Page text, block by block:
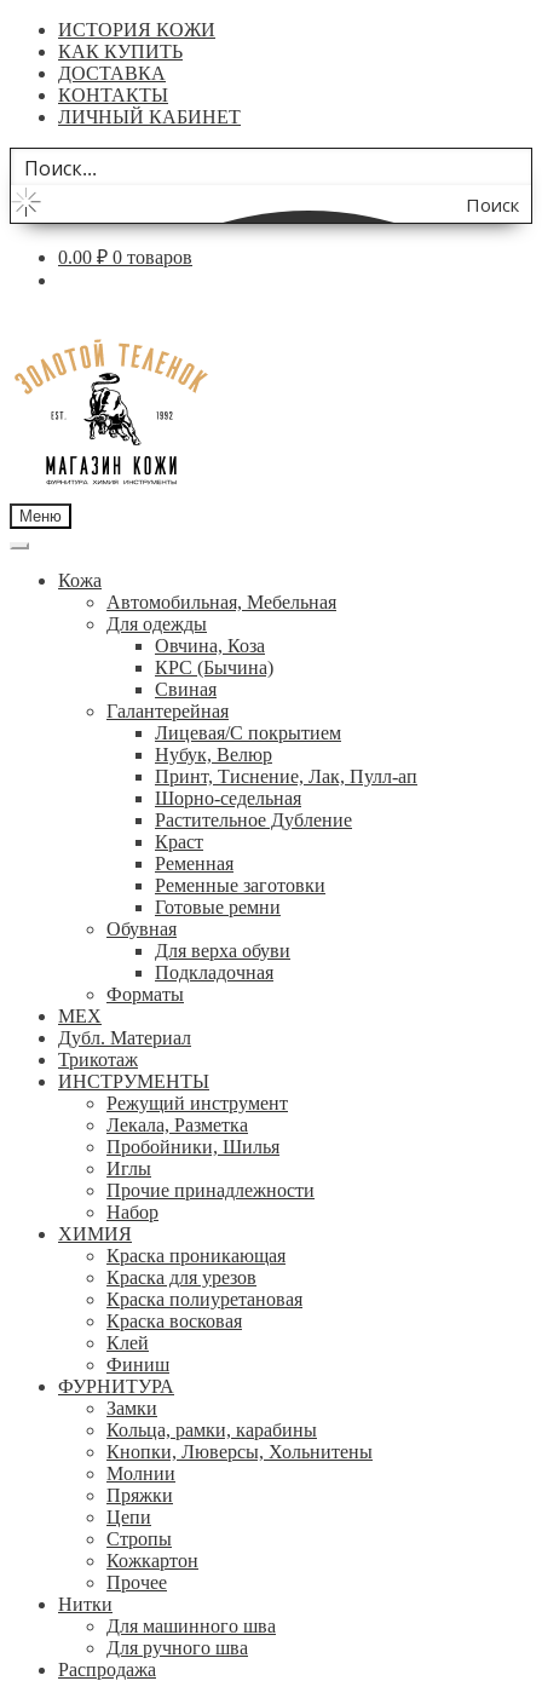
ИСТОРИЯ КОЖИ
КАК КУПИТЬ
ДОСТАВКА
КОНТАКТЫ
ЛИЧНЫЙ КАБИНЕТ
Поиск
по
0.00 ₽ 0 товаров
навигации
содержимому
Меню
Кожа
Автомобильная, Мебельная
Для одежды
Овчина, Коза
КРС (Бычина)
Свиная
Галантерейная
Лицевая/С покрытием
Нубук, Велюр
Принт, Тиснение, Лак, Пулл-ап
Шорно-седельная
Растительное Дубление
Краст
Ременная
Ременные заготовки
Готовые ремни
Обувная
Для верха обуви
Подкладочная
Форматы
МЕХ
Дубл. Материал
Трикотаж
ИНСТРУМЕНТЫ
Режущий инструмент
Лекала, Разметка
Пробойники, Шилья
Иглы
Прочие принадлежности
Набор
ХИМИЯ
Краска проникающая
Краска для урезов
Краска полиуретановая
Краска восковая
Клей
Финиш
ФУРНИТУРА
Замки
Кольца, рамки, карабины
Кнопки, Люверсы, Хольнитены
Молнии
Пряжки
Цепи
Стропы
Кожкартон
Прочее
Нитки
Для машинного шва
Для ручного шва
Распродажа